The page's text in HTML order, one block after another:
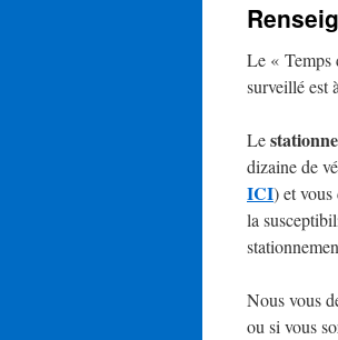
Le « Temps
surveillé est
Le
dizaine de
ICI) et
la
Nous vous
ou si vous